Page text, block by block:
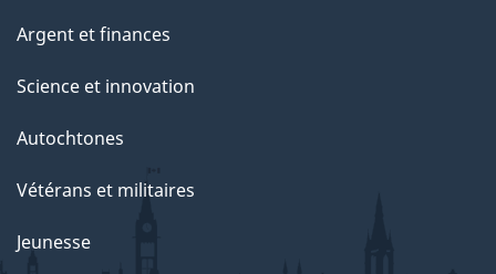
Argent et finances
Science et innovation
Autochtones
Vétérans et militaires
Jeunesse